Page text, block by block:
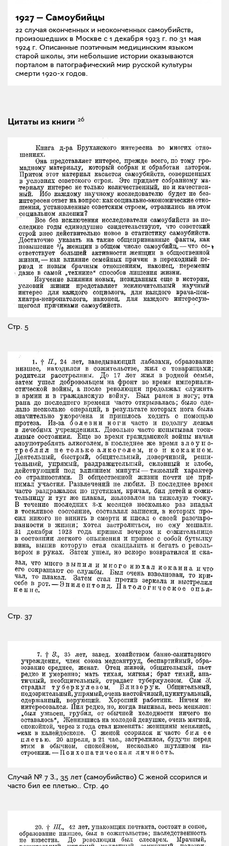
1927 ― Самоубийцы
22 случая оконченных и неоконченных самоубийств,
произошедших в Москве с 1 декабря 1923 г. по 31 мая
1924 г. Описанные поэтичным медицинским языком
старой школы, эти небольшие истории оказываются
порталом в патографический мир русской культуры
смерти 1920-х годов.
Цитаты из книги 26
Стр. 5
Стр. 37
Случай № 7 З., 35 лет (самоубийство) С женой ссорился и
часто бил ее плетью.. Стр. 40